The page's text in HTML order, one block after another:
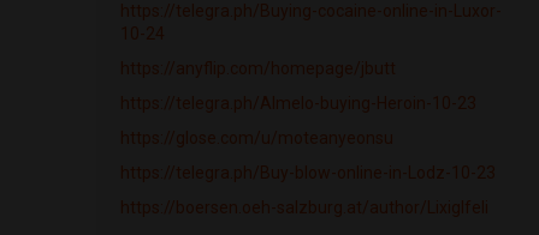
https://telegra.ph/Buying-cocaine-online-in-Luxor-
10-24
https://anyflip.com/homepage/jbutt
https://telegra.ph/Almelo-buying-Heroin-10-23
https://glose.com/u/moteanyeonsu
https://telegra.ph/Buy-blow-online-in-Lodz-10-23
https://boersen.oeh-salzburg.at/author/LixigIfeli